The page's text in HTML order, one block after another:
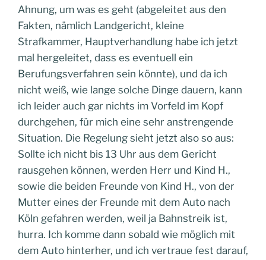
Ahnung, um was es geht (abgeleitet aus den
Fakten, nämlich Landgericht, kleine
Strafkammer, Hauptverhandlung habe ich jetzt
mal hergeleitet, dass es eventuell ein
Berufungsverfahren sein könnte), und da ich
nicht weiß, wie lange solche Dinge dauern, kann
ich leider auch gar nichts im Vorfeld im Kopf
durchgehen, für mich eine sehr anstrengende
Situation. Die Regelung sieht jetzt also so aus:
Sollte ich nicht bis 13 Uhr aus dem Gericht
rausgehen können, werden Herr und Kind H.,
sowie die beiden Freunde von Kind H., von der
Mutter eines der Freunde mit dem Auto nach
Köln gefahren werden, weil ja Bahnstreik ist,
hurra. Ich komme dann sobald wie möglich mit
dem Auto hinterher, und ich vertraue fest darauf,